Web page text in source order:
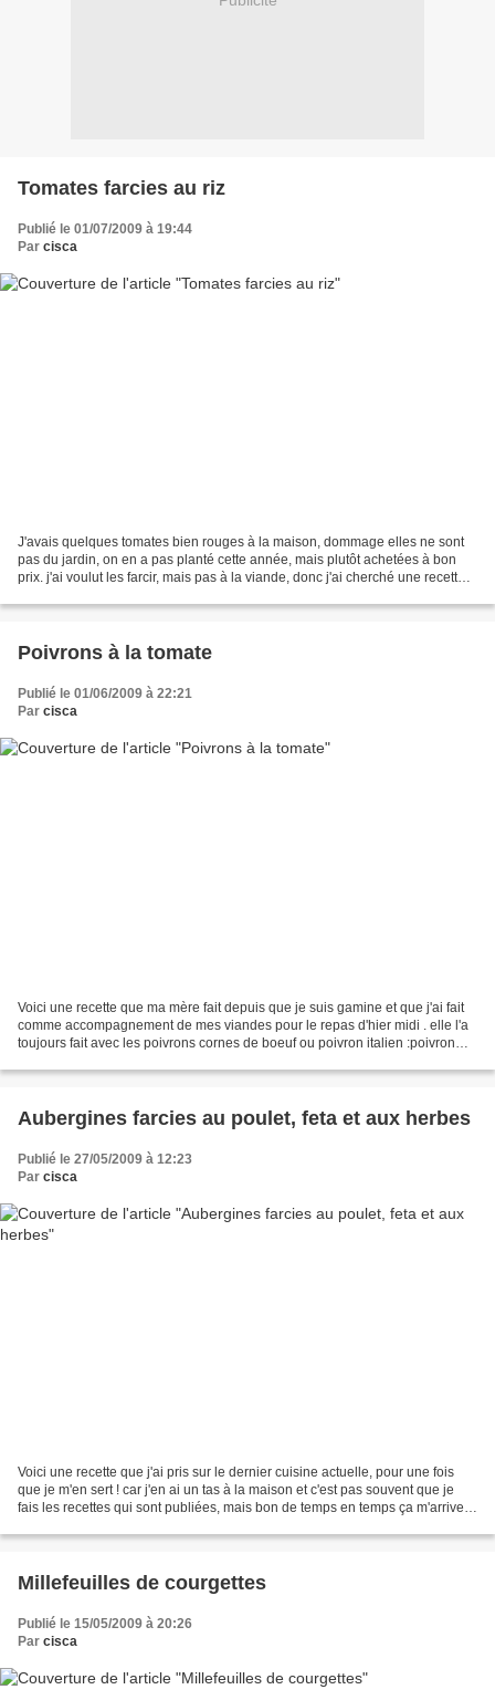
Tomates farcies au riz
Publié le 01/07/2009 à 19:44
Par cisca
J'avais quelques tomates bien rouges à la maison, dommage elles ne sont
pas du jardin, on en a pas planté cette année, mais plutôt achetées à bon
prix. j'ai voulut les farcir, mais pas à la viande, donc j'ai cherché une recette
Poivrons à la tomate
Publié le 01/06/2009 à 22:21
Par cisca
Voici une recette que ma mère fait depuis que je suis gamine et que j'ai fait
comme accompagnement de mes viandes pour le repas d'hier midi . elle l'a
toujours fait avec les poivrons cornes de boeuf ou poivron italien :poivron
Aubergines farcies au poulet, feta et aux herbes
Publié le 27/05/2009 à 12:23
Par cisca
Voici une recette que j'ai pris sur le dernier cuisine actuelle, pour une fois
que je m'en sert ! car j'en ai un tas à la maison et c'est pas souvent que je
fais les recettes qui sont publiées, mais bon de temps en temps ça m'arrive .
Millefeuilles de courgettes
Publié le 15/05/2009 à 20:26
Par cisca